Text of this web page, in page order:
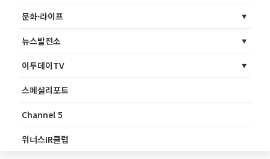
문화·라이프
뉴스발전소
이투데이TV
스페셜리포트
Channel 5
위너스IR클럽